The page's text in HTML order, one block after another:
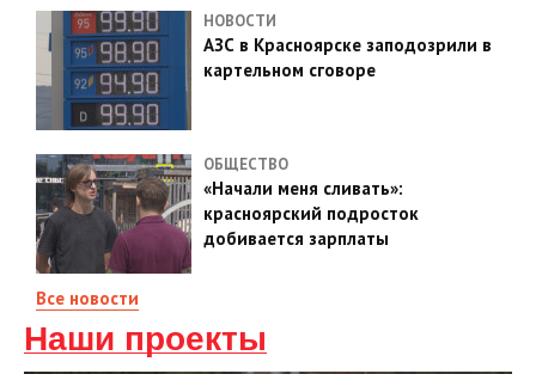
НОВОСТИ
АЗС в Красноярске заподозрили в
картельном сговоре
ОБЩЕСТВО
«Начали меня сливать»:
красноярский подросток
добивается зарплаты
Все новости
Наши проекты